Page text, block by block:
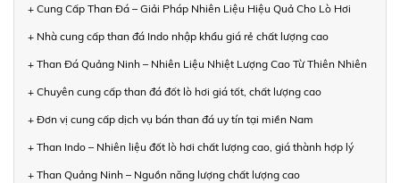
+ Cung Cấp Than Đá – Giải Pháp Nhiên Liệu Hiệu Quả Cho Lò Hơi
+ Nhà cung cấp than đá Indo nhập khẩu giá rẻ chất lượng cao
+ Than Đá Quảng Ninh – Nhiên Liệu Nhiệt Lượng Cao Từ Thiên Nhiên
+ Chuyên cung cấp than đá đốt lò hơi giá tốt, chất lượng cao
+ Đơn vị cung cấp dịch vụ bán than đá uy tín tại miền Nam
+ Than Indo – Nhiên liệu đốt lò hơi chất lượng cao, giá thành hợp lý
+ Than Quảng Ninh – Nguồn năng lượng chất lượng cao